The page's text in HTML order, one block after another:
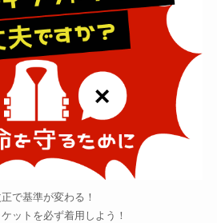
で基準が変わる！
ットを必ず着用しよう！